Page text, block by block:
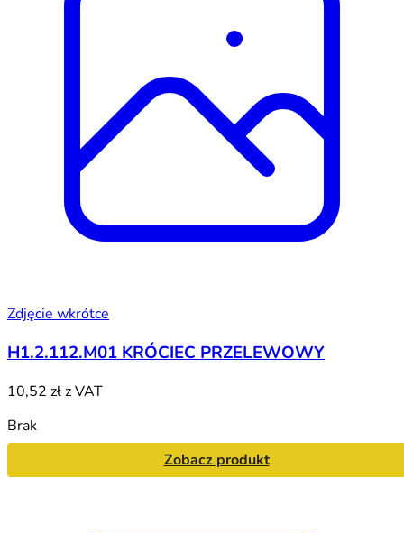
Zdjęcie wkrótce
H1.2.112.M01 KRÓCIEC PRZELEWOWY
10,52 złz VAT
Brak
Zobacz produkt